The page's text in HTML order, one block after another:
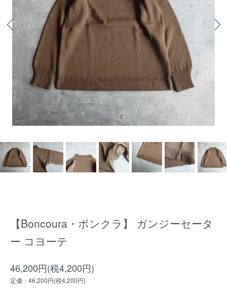
【Boncoura・ボンクラ】 ガンジーセータ
ー コヨーテ
46,200円(税4,200円)
定価：46,200円(税4,200円)